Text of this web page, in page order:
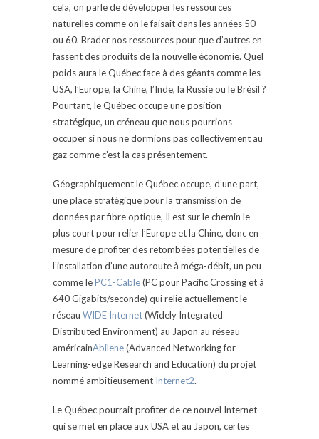
cela, on parle de développer les ressources
naturelles comme on le faisait dans les années 50
ou 60. Brader nos ressources pour que d’autres en
fassent des produits de la nouvelle économie. Quel
poids aura le Québec face à des géants comme les
USA, l’Europe, la Chine, l’Inde, la Russie ou le Brésil ?
Pourtant, le Québec occupe une position
stratégique, un créneau que nous pourrions
occuper si nous ne dormions pas collectivement au
gaz comme c’est la cas présentement.
Géographiquement le Québec occupe, d’une part,
une place stratégique pour la transmission de
données par fibre optique, Il est sur le chemin le
plus court pour relier l’Europe et la Chine, donc en
mesure de profiter des retombées potentielles de
l’installation d’une autoroute à méga-débit, un peu
comme lePC1-Cable(PC pour Pacific Crossing et à
640 Gigabits/seconde) qui relie actuellement le
réseau WIDE Internet(Widely Integrated
Distributed Environment) au Japon au réseau
américainAbilene(Advanced Networking for
Learning-edge Research and Education) du projet
nommé ambitieusement Internet2.
Le Québec pourrait profiter de ce nouvel Internet
qui se met en place aux USA et au Japon, certes